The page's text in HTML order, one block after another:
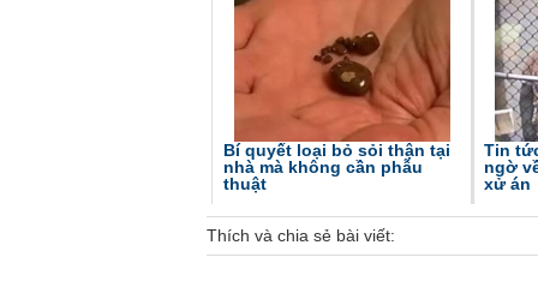
Bí quyết loại bỏ sỏi thận tại
nhà mà không cần phẫu
thuật
Tin
ngờ
xử án
Thích và chia sẻ bài viết:
TS. Nguyễn Đức Độ -
Viện Kinh tế Tài chính
"Có rất nhiều
ngay từ bây
đang được tiến